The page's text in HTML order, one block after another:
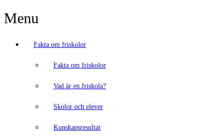
Menu
Fakta om friskolor
Fakta om friskolor
Vad är en friskola?
Skolor och elever
Kunskapsresultat